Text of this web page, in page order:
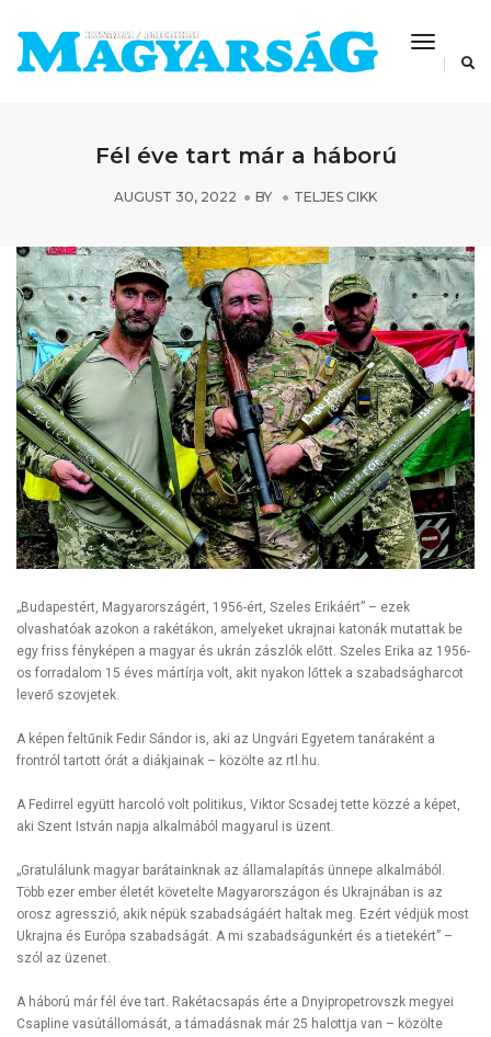
Toggle
Fél éve tart már a háború
AUGUST 30, 2022 BY TELJES CIKK
„Budapestért, Magyarországért, 1956-ért, Szeles Erikáért” – ezek
olvashatóak azokon a rakétákon, amelyeket ukrajnai katonák mutattak be
egy friss fényképen a magyar és ukrán zászlók előtt. Szeles Erika az 1956-
os forradalom 15 éves mártírja volt, akit nyakon lőttek a szabadságharcot
leverő szovjetek.
A képen feltűnik Fedir Sándor is, aki az Ungvári Egyetem tanáraként a
frontról tartott órát a diákjainak – közölte az rtl.hu.
A Fedirrel együtt harcoló volt politikus, Viktor Scsadej tette közzé a képet,
aki Szent István napja alkalmából magyarul is üzent.
„Gratulálunk magyar barátainknak az államalapítás ünnepe alkalmából.
Több ezer ember életét követelte Magyarországon és Ukrajnában is az
orosz agresszió, akik népük szabadságáért haltak meg. Ezért védjük most
Ukrajna és Európa szabadságát. A mi szabadságunkért és a tietekért” –
szól az üzenet.
A háború már fél éve tart. Rakétacsapás érte a Dnyipropetrovszk megyei
Csapline vasútállomását, a támadásnak már 25 halottja van – közölte